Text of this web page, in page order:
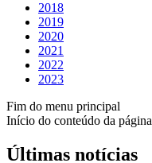
2018
2019
2020
2021
2022
2023
Fim do menu principal
Início do conteúdo da página
Últimas notícias